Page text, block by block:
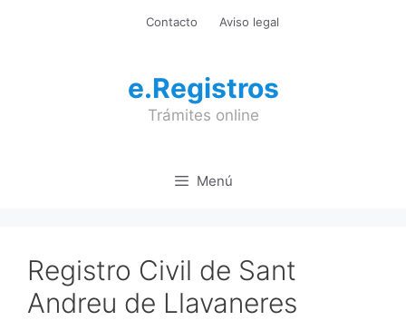
Contacto Aviso legal
e.Registros
Trámites online
Menú
Registro Civil de Sant
Andreu de Llavaneres